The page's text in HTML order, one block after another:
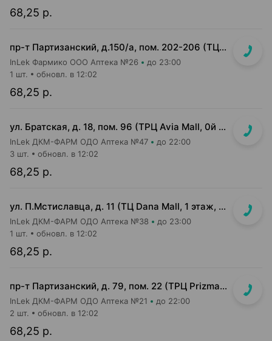
68,25 р.
пр-т Партизанский, д.150/а, пом. 202-206 (ТЦ "Момо")
InLek Фармико ООО Аптека №26 до 23:00
68,25 р.
1 шт. обновл. в 12:02
ул. Братская, д. 18, пом. 96 (ТРЦ Avia Mall, 0й этаж рядом с гипермаркетом Green)
InLek ДКМ-ФАРМ ОДО Аптека №47 до 22:00
68,25 р.
3 шт. обновл. в 12:02
ул. П.Мстиславца, д. 11 (ТЦ Dana Mall, 1 этаж, вход напротив инфоцентра м-на Green)
InLek ДКМ-ФАРМ ОДО Аптека №38 до 23:00
68,25 р.
1 шт. обновл. в 12:02
пр-т Партизанский, д. 79, пом. 22 (ТРЦ Prizma, подземный этаж вход возле м-на Мила)
InLek ДКМ-ФАРМ ОДО Аптека №21 до 22:00
68,25 р.
2 шт. обновл. в 12:02